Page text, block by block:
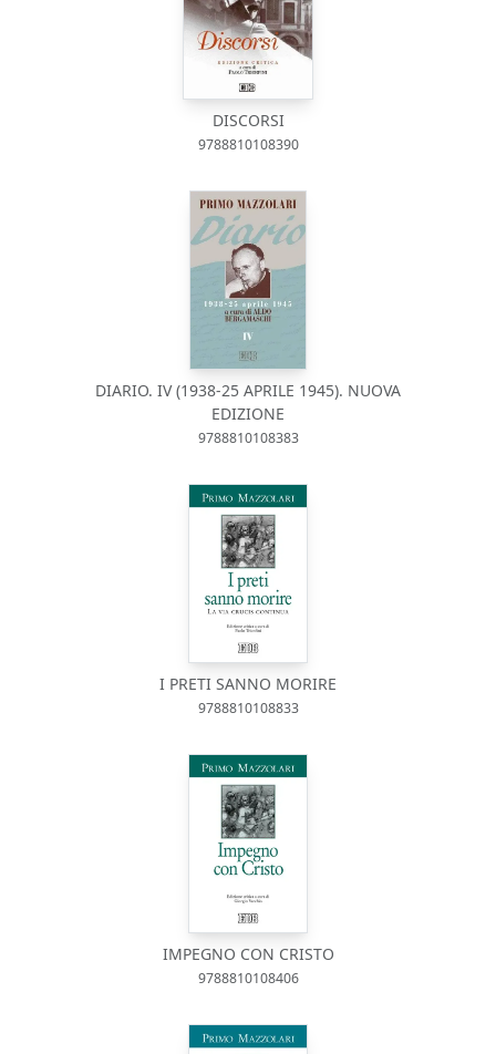
DISCORSI
9788810108390
DIARIO. IV (1938-25 APRILE 1945). NUOVA
EDIZIONE
9788810108383
I PRETI SANNO MORIRE
9788810108833
IMPEGNO CON CRISTO
9788810108406